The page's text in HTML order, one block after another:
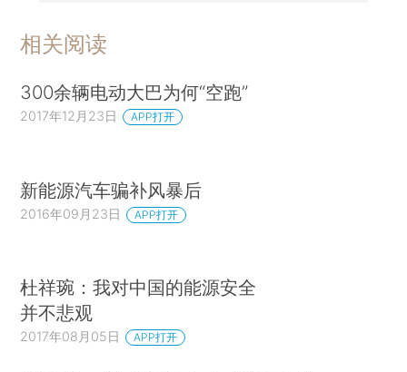
相关阅读
300余辆电动大巴为何“空跑”
2017年12月23日 APP打开
新能源汽车骗补风暴后
2016年09月23日 APP打开
杜祥琬：我对中国的能源安全
并不悲观
2017年08月05日 APP打开